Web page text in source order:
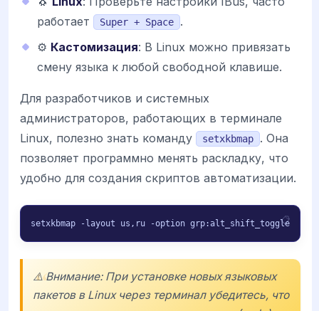
работает
Super + Space
.
⚙️ Кастомизация: В Linux можно привязать
смену языка к любой свободной клавише.
Для разработчиков и системных
администраторов, работающих в терминале
Linux, полезно знать команду
setxkbmap
. Она
позволяет программно менять раскладку, что
удобно для создания скриптов автоматизации.
setxkbmap -layout us,ru -option grp:alt_shift_toggle
⚠️ Внимание: При установке новых языковых
пакетов в Linux через терминал убедитесь, что